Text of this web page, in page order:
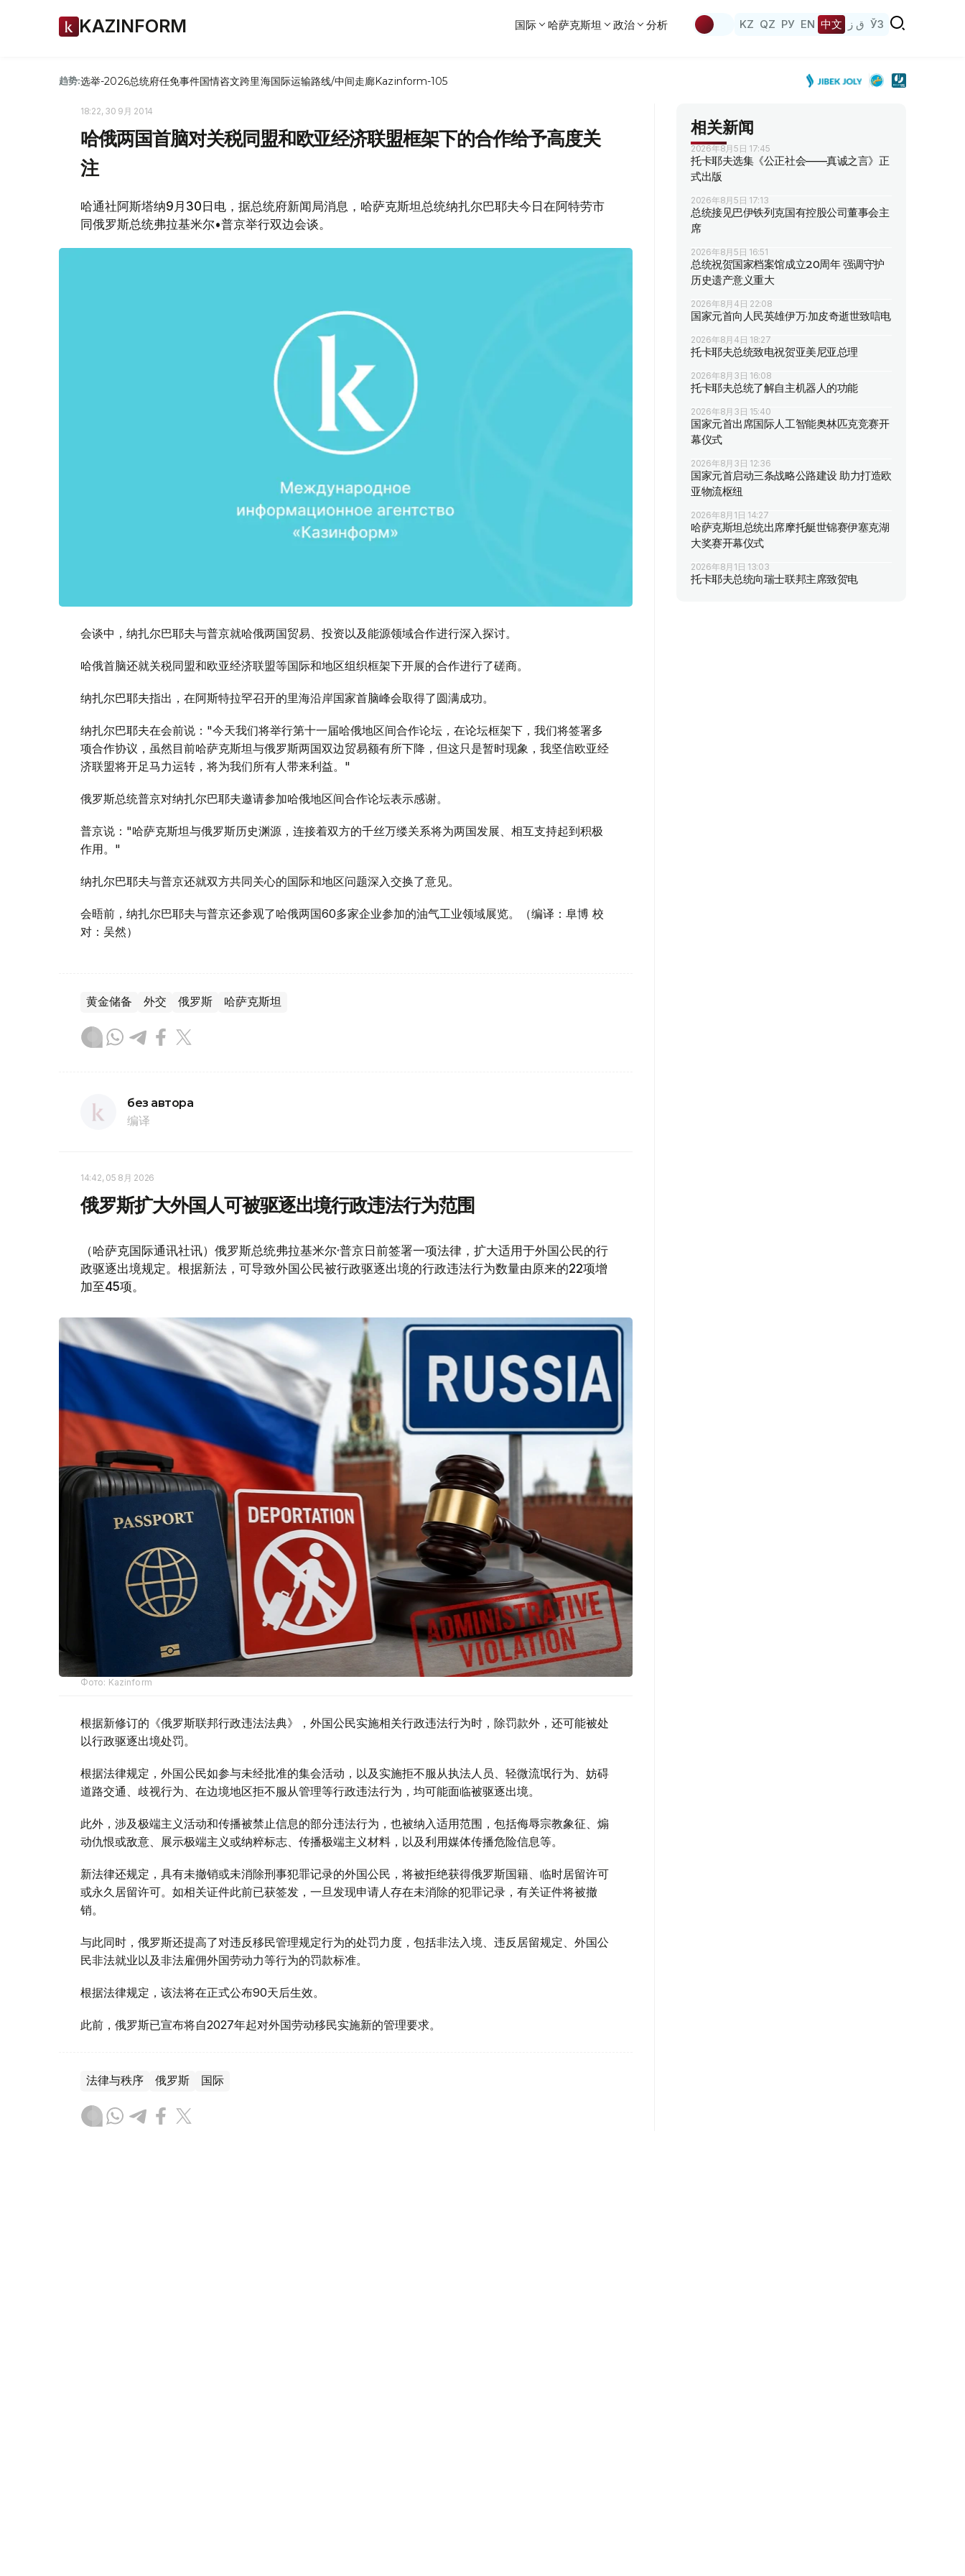
KAZINFORM 国际 哈萨克斯坦 政治 分析 KZ QZ РУ EN 中文 ق ز ЎЗ
趋势:选举-2026总统府任免事件国情咨文跨里海国际运输路线/中间走廊Kazinform-105
18:22, 30 9月 2014
哈俄两国首脑对关税同盟和欧亚经济联盟框架下的合作给予高度关
注
哈通社阿斯塔纳9月30日电，据总统府新闻局消息，哈萨克斯坦总统纳扎尔巴耶夫今日在阿特劳市
同俄罗斯总统弗拉基米尔•普京举行双边会谈。
会谈中，纳扎尔巴耶夫与普京就哈俄两国贸易、投资以及能源领域合作进行深入探讨。
哈俄首脑还就关税同盟和欧亚经济联盟等国际和地区组织框架下开展的合作进行了磋商。
纳扎尔巴耶夫指出，在阿斯特拉罕召开的里海沿岸国家首脑峰会取得了圆满成功。
纳扎尔巴耶夫在会前说："今天我们将举行第十一届哈俄地区间合作论坛，在论坛框架下，我们将签署多
项合作协议，虽然目前哈萨克斯坦与俄罗斯两国双边贸易额有所下降，但这只是暂时现象，我坚信欧亚经
济联盟将开足马力运转，将为我们所有人带来利益。"
俄罗斯总统普京对纳扎尔巴耶夫邀请参加哈俄地区间合作论坛表示感谢。
普京说："哈萨克斯坦与俄罗斯历史渊源，连接着双方的千丝万缕关系将为两国发展、相互支持起到积极
作用。"
纳扎尔巴耶夫与普京还就双方共同关心的国际和地区问题深入交换了意见。
会晤前，纳扎尔巴耶夫与普京还参观了哈俄两国60多家企业参加的油气工业领域展览。（编译：阜博 校
对：吴然）
黄金储备 外交 俄罗斯 哈萨克斯坦
без автора
编译
14:42, 05 8月 2026
俄罗斯扩大外国人可被驱逐出境行政违法行为范围
（哈萨克国际通讯社讯）俄罗斯总统弗拉基米尔·普京日前签署一项法律，扩大适用于外国公民的行
政驱逐出境规定。根据新法，可导致外国公民被行政驱逐出境的行政违法行为数量由原来的22项增
加至45项。
Фото: Kazinform
根据新修订的《俄罗斯联邦行政违法法典》，外国公民实施相关行政违法行为时，除罚款外，还可能被处
以行政驱逐出境处罚。
根据法律规定，外国公民如参与未经批准的集会活动，以及实施拒不服从执法人员、轻微流氓行为、妨碍
道路交通、歧视行为、在边境地区拒不服从管理等行政违法行为，均可能面临被驱逐出境。
此外，涉及极端主义活动和传播被禁止信息的部分违法行为，也被纳入适用范围，包括侮辱宗教象征、煽
动仇恨或敌意、展示极端主义或纳粹标志、传播极端主义材料，以及利用媒体传播危险信息等。
新法律还规定，具有未撤销或未消除刑事犯罪记录的外国公民，将被拒绝获得俄罗斯国籍、临时居留许可
或永久居留许可。如相关证件此前已获签发，一旦发现申请人存在未消除的犯罪记录，有关证件将被撤
销。
与此同时，俄罗斯还提高了对违反移民管理规定行为的处罚力度，包括非法入境、违反居留规定、外国公
民非法就业以及非法雇佣外国劳动力等行为的罚款标准。
根据法律规定，该法将在正式公布90天后生效。
此前，俄罗斯已宣布将自2027年起对外国劳动移民实施新的管理要求。
法律与秩序 俄罗斯 国际
相关新闻
2026年8月5日 17:45
托卡耶夫选集《公正社会——真诚之言》正
式出版
2026年8月5日 17:13
总统接见巴伊铁列克国有控股公司董事会主
席
2026年8月5日 16:51
总统祝贺国家档案馆成立20周年 强调守护
历史遗产意义重大
2026年8月4日 22:08
国家元首向人民英雄伊万·加皮奇逝世致唁电
2026年8月4日 18:27
托卡耶夫总统致电祝贺亚美尼亚总理
2026年8月3日 16:08
托卡耶夫总统了解自主机器人的功能
2026年8月3日 15:40
国家元首出席国际人工智能奥林匹克竞赛开
幕仪式
2026年8月3日 12:36
国家元首启动三条战略公路建设 助力打造欧
亚物流枢纽
2026年8月1日 14:27
哈萨克斯坦总统出席摩托艇世锦赛伊塞克湖
大奖赛开幕仪式
2026年8月1日 13:03
托卡耶夫总统向瑞士联邦主席致贺电